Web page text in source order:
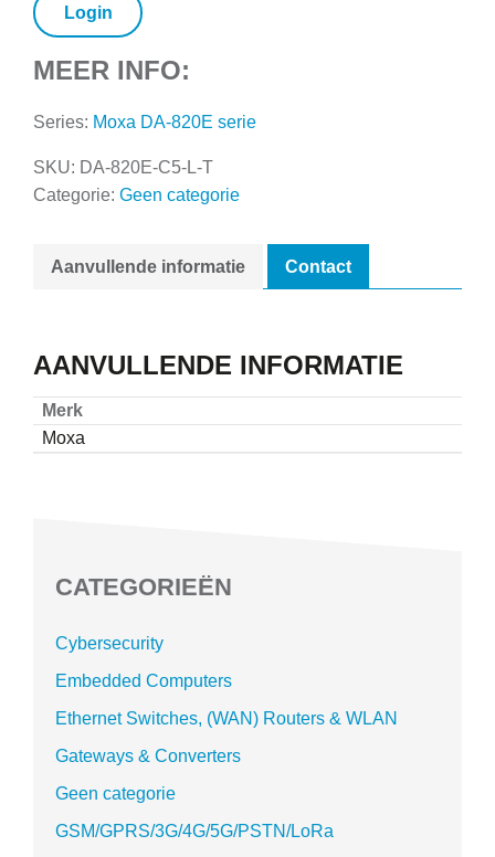
Login
MEER INFO:
Series: Moxa DA-820E serie
SKU: DA-820E-C5-L-T
Categorie: Geen categorie
Aanvullende informatie Contact
AANVULLENDE INFORMATIE
Merk
Moxa
CATEGORIEËN
Cybersecurity
Embedded Computers
Ethernet Switches, (WAN) Routers & WLAN
Gateways & Converters
Geen categorie
GSM/GPRS/3G/4G/5G/PSTN/LoRa